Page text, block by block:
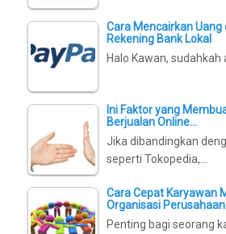
Cara Mencairkan Uang
Rekening Bank Lokal
Halo Kawan, sudahkah
Ini Faktor yang
Berjualan Online…
Jika dibandingkan
seperti Tokopedia,…
Cara Cepat Karyawan
Organisasi Perusahaan
Penting bagi seorang